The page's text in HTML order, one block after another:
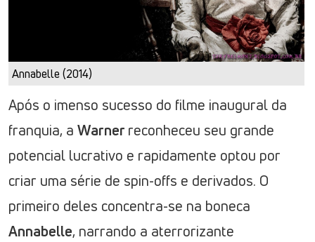
Annabelle (2014)
Após o imenso sucesso do filme inaugural da
franquia, a Warner reconheceu seu grande
potencial lucrativo e rapidamente optou por
criar uma série de spin-offs e derivados. O
primeiro deles concentra-se na boneca
Annabelle, narrando a aterrorizante